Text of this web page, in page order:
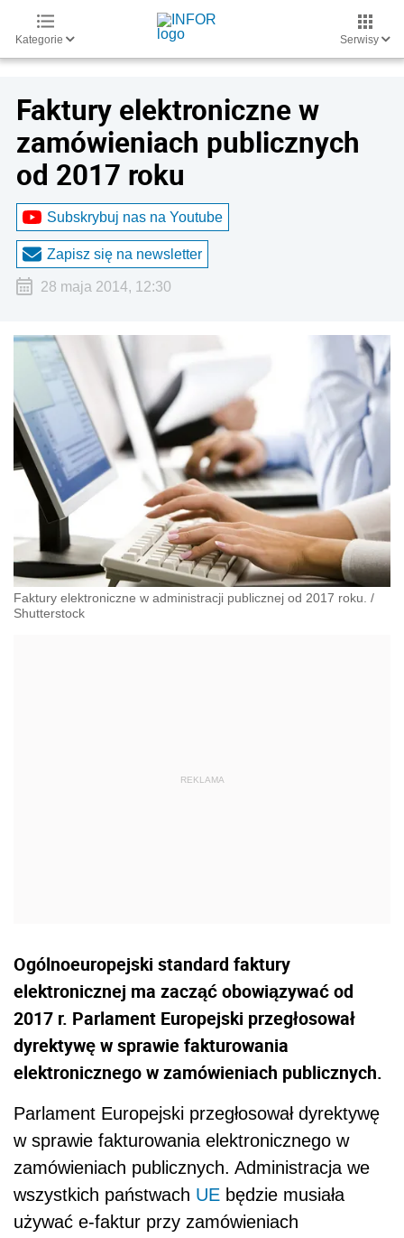
Kategorie Serwisy
Faktury elektroniczne w
zamówieniach publicznych
od 2017 roku
Subskrybuj nas na Youtube
Zapisz się na newsletter
28 maja 2014, 12:30
Faktury elektroniczne w administracji publicznej od 2017 roku. /
Shutterstock
Ogólnoeuropejski standard faktury
elektronicznej ma zacząć obowiązywać od
2017 r. Parlament Europejski przegłosował
dyrektywę w sprawie fakturowania
elektronicznego w zamówieniach publicznych.
Parlament Europejski przegłosował dyrektywę
w sprawie fakturowania elektronicznego w
zamówieniach publicznych. Administracja we
wszystkich państwach UE będzie musiała
używać e-faktur przy zamówieniach